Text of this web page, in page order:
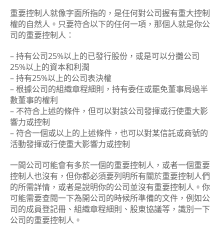
重要控制人就像字面所指的，是任何對公司握有重大控制
權的自然人。只要符合以下的任何一項，那個人就是你公
司的重要控制人：
– 持有公司25%以上的已發行股份，或是可以分攤公司
25%以上的資本和利潤
– 持有25%以上的公司表決權
– 根據公司的組織章程細則，持有委任或罷免董事局過半
數董事的權利
– 不符合上述的條件，但可以對該公司發揮或行使重大影
響力或控制
– 符合一個或以上的上述條件，也可以對某信託或商號的
活動發揮或行使重大影響力或控制
一間公司可能會有多於一個的重要控制人，或者一個重要
控制人也沒有，但你都必須要列明所有關於重要控制人們
的所需詳情，或者是說明你的公司並沒有重要控制人。你
可能需要查閱一下為開公司的時候所準備的文件，例如公
司的成員登記冊、組織章程細則、股東協議等，識別一下
公司的重要控制人。